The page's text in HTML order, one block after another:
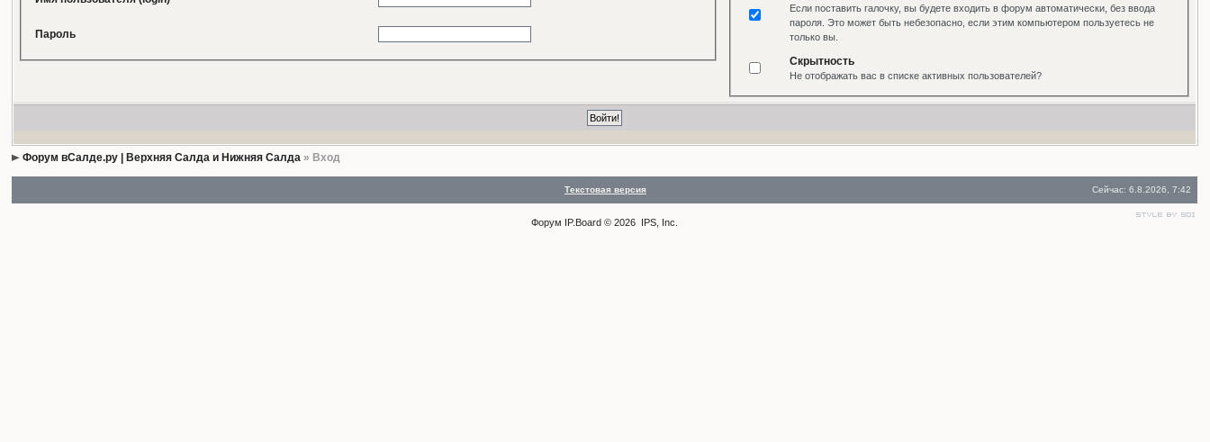
Пароль
Если поставить галочку, вы будете входить в форум автоматически, без ввода
пароля. Это может быть небезопасно, если этим компьютером пользуетесь не
только вы.
Скрытность
Не отображать вас в списке активных пользователей?
Форум вСалде.ру | Верхняя Салда и Нижняя Салда » Вход
Текстовая версия Сейчас: 6.8.2026, 7:42
Форум IP.Board © 2026 IPS, Inc